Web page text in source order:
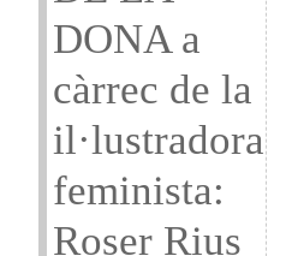
DONA a
càrrec de la
il·lustradora
feminista:
Roser Rius